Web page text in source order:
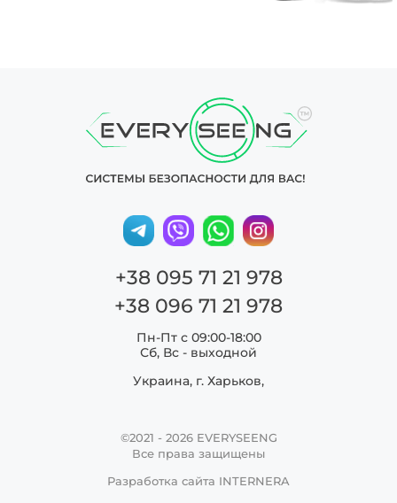
+38 095 71 21 978
+38 096 71 21 978
Пн-Пт с 09:00-18:00
Сб, Вс - выходной
Украина, г. Харьков,
©2021 - 2026 EVERYSEENG
Все права защищены
Разработка сайта INTERNERA